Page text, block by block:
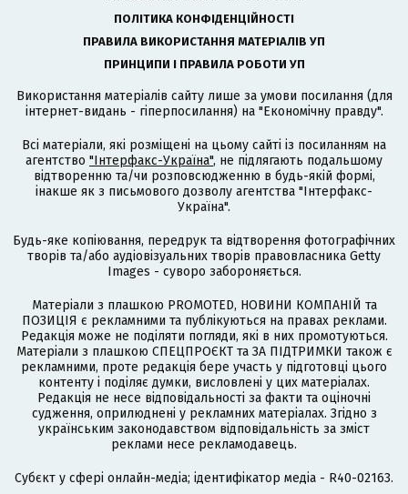
ПОЛІТИКА КОНФІДЕНЦІЙНОСТІ
ПРАВИЛА ВИКОРИСТАННЯ МАТЕРІАЛІВ УП
ПРИНЦИПИ І ПРАВИЛА РОБОТИ УП
Використання матеріалів сайту лише за умови посилання (для
інтернет-видань - гіперпосилання) на "Економічну правду".
Всі матеріали, які розміщені на цьому сайті із посиланням на
агентство "Інтерфакс-Україна", не підлягають подальшому
відтворенню та/чи розповсюдженню в будь-якій формі,
інакше як з письмового дозволу агентства "Інтерфакс-
Україна".
Будь-яке копіювання, передрук та відтворення фотографічних
творів та/або аудіовізуальних творів правовласника Getty
Images - суворо забороняється.
Матеріали з плашкою PROMOTED, НОВИНИ КОМПАНІЙ та
ПОЗИЦІЯ є рекламними та публікуються на правах реклами.
Редакція може не поділяти погляди, які в них промотуються.
Матеріали з плашкою СПЕЦПРОЄКТ та ЗА ПІДТРИМКИ також є
рекламними, проте редакція бере участь у підготовці цього
контенту і поділяє думки, висловлені у цих матеріалах.
Редакція не несе відповідальності за факти та оціночні
судження, оприлюднені у рекламних матеріалах. Згідно з
українським законодавством відповідальність за зміст
реклами несе рекламодавець.
Cубєкт у сфері онлайн-медіа; ідентифікатор медіа - R40-02163.